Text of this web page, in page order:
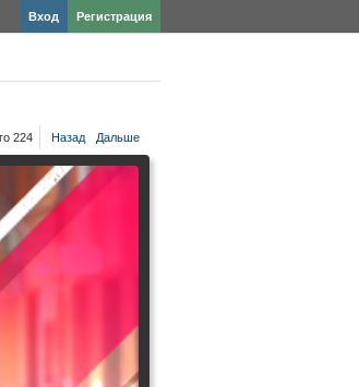
Регистрация
Вход
224 Назад Дальше